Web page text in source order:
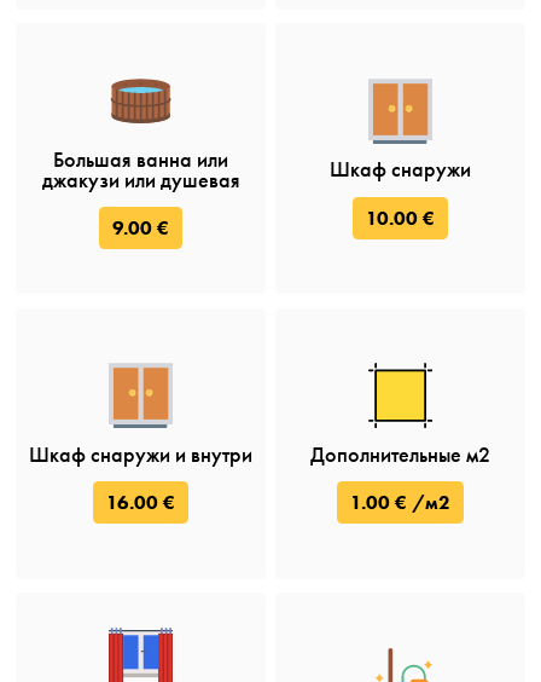
Большая ванна или
джакузи или душевая
9.00 €
Шкаф снаружи
10.00 €
Шкаф снаружи и внутри
16.00 €
Дополнительные м2
1.00 € /м2